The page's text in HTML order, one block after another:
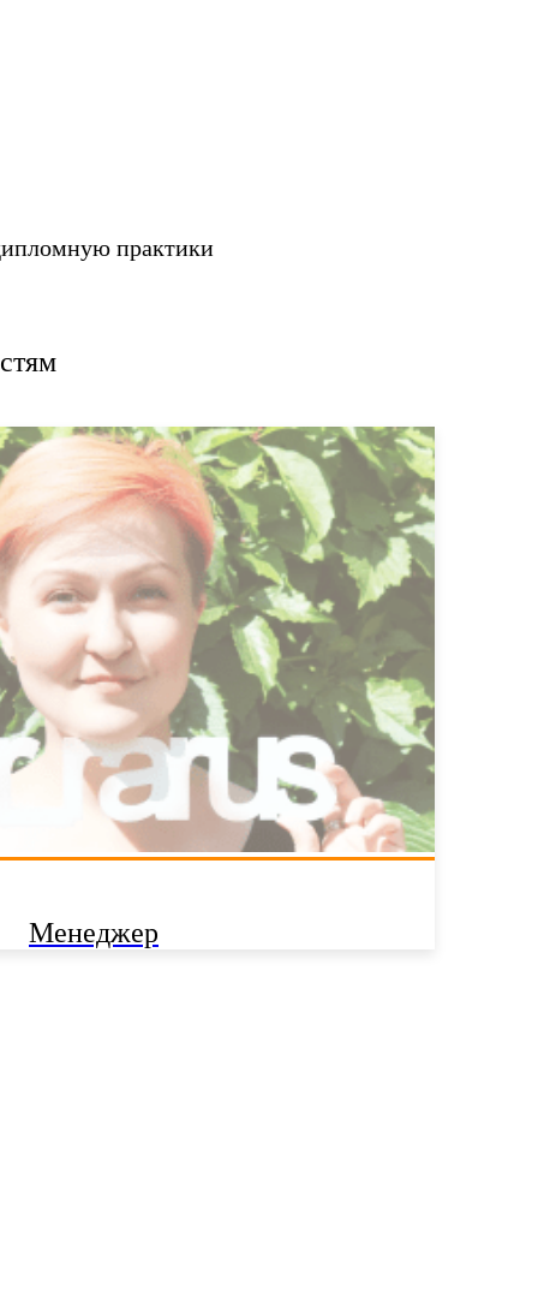
практики
Менеджер